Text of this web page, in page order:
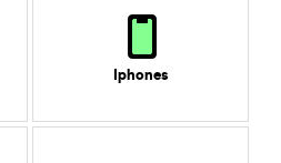
Iphones